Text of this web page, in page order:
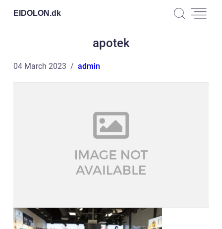
EIDOLON.dk
apotek
04 March 2023 admin